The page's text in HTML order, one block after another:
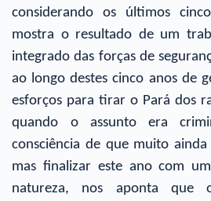
considerando os últimos
mostra o resultado de um
integrado das forças de
ao longo destes cinco anos de
esforços para tirar o Pará dos
quando o assunto era
consciência de que muito
mas finalizar este ano com
natureza, nos aponta que